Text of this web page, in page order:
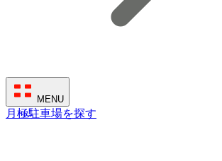
MENU
月極駐車場を探す